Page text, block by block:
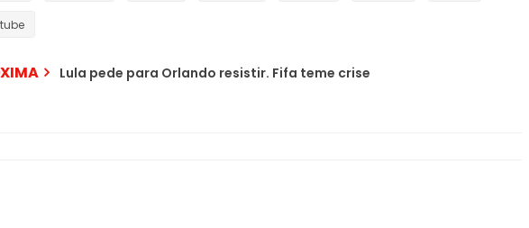
Lula pede para Orlando resistir. Fifa teme crise